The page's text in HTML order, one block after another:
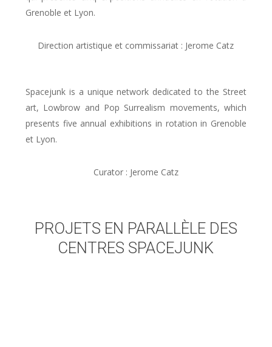
Grenoble et Lyon.
Direction artistique et commissariat : Jerome Catz
Spacejunk is a unique network dedicated to the Street
art, Lowbrow and Pop Surrealism movements, which
presents five annual exhibitions in rotation in Grenoble
et Lyon.
Curator : Jerome Catz
PROJETS EN PARALLÈLE DES
CENTRES SPACEJUNK